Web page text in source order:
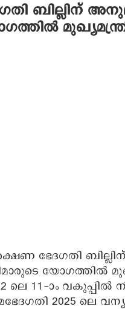
ബില്ലിന്
ഭേദഗതി
യോഗത്തില്‍
ലെ 11-ാം
2025 ലെ